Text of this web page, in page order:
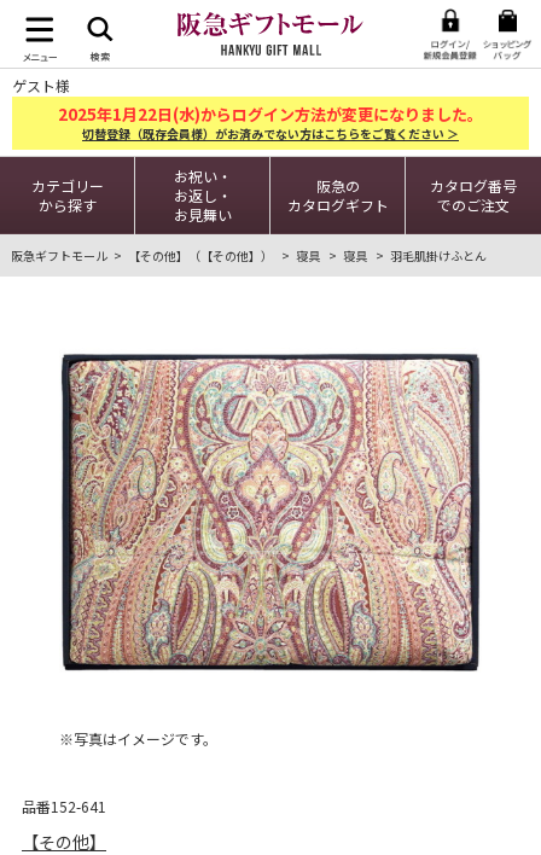
ゲスト様
2025年1月22日(水)からログイン方法が変更になりました。
切替登録（既存会員様）がお済みでない方はこちらをご覧ください ＞
カテゴリー
から探す
お祝い・
お返し・
お見舞い
阪急の
カタログギフト
カタログ番号
でのご注文
阪急ギフトモール 【その他】（【その他】） 寝具 寝具 羽毛肌掛けふとん
※写真はイメージです。
品番152-641
【その他】